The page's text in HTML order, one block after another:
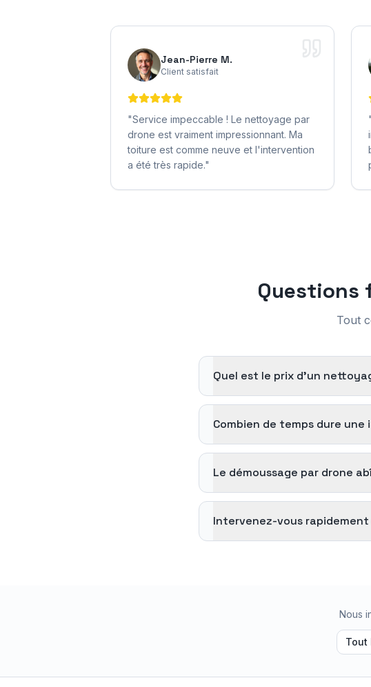
Jean-Pierre M.
Client satisfait
"Service impeccable ! Le nettoyage par
drone est vraiment impressionnant. Ma
toiture est comme neuve et l'intervention
a été très rapide."
"
Questions
Tout
Quel est le prix d'un
Combien de temps dure
Le démoussage par drone
Intervenez-vous rapidement
Nous
Tout